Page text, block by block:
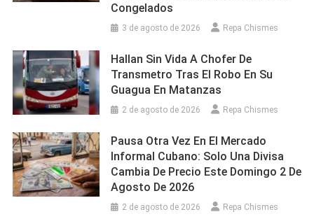
Congelados
3 de agosto de 2026 Repa Chismes
Hallan Sin Vida A Chofer De
Transmetro Tras El Robo En Su
Guagua En Matanzas
2 de agosto de 2026 Repa Chismes
Pausa Otra Vez En El Mercado
Informal Cubano: Solo Una Divisa
Cambia De Precio Este Domingo 2 De
Agosto De 2026
2 de agosto de 2026 Repa Chismes